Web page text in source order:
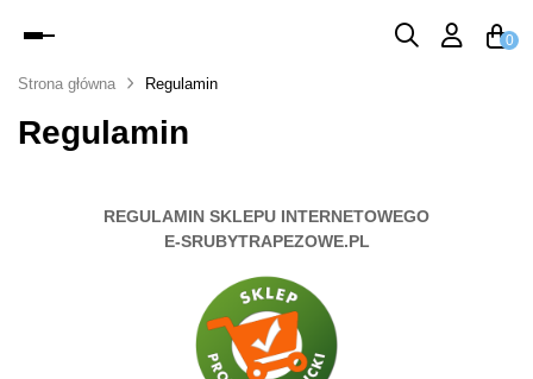
Toggle
0
Strona główna Regulamin
Regulamin
REGULAMIN SKLEPU INTERNETOWEGO
E-SRUBYTRAPEZOWE.PL